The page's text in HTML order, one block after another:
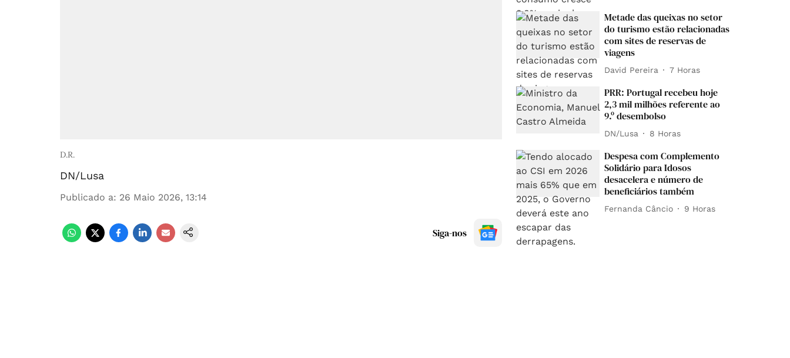
D.R.
DN/Lusa
Publicado a: 26 Maio 2026, 13:14
Siga-nos
Metade das queixas no setor
do turismo estão relacionadas
com sites de reservas de
viagens
David Pereira 7 Horas
PRR: Portugal recebeu hoje
2,3 mil milhões referente ao
9.º desembolso
DN/Lusa 8 Horas
Despesa com Complemento
Solidário para Idosos
desacelera e número de
beneficiários também
Fernanda Câncio 9 Horas